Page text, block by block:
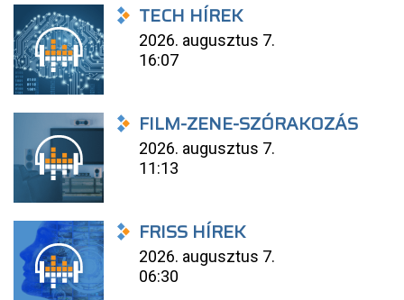
TECH HÍREK
2026. augusztus 7.
16:07
FILM-ZENE-SZÓRAKOZÁS
2026. augusztus 7.
11:13
FRISS HÍREK
2026. augusztus 7.
06:30